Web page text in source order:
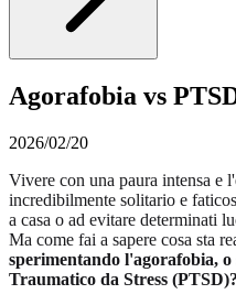
Agorafobia vs
2026/02/20
Vivere con una paura intensa e
incredibilmente solitario e
a casa o ad evitare determinati
Ma come fai a sapere cosa sta
sperimentando l'agorafobia,
Traumatico da Stress (PTSD)?